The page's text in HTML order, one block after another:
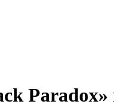
Paradox»